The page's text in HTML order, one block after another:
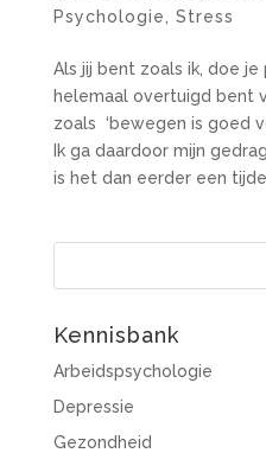
Psychologie
Stress
Als jij bent zoals ik, doe
helemaal overtuigd bent
zoals ‘bewegen is goed
Ik ga daardoor mijn
is het dan eerder een
Kennisbank
Arbeidspsychologie
Depressie
Gezondheid